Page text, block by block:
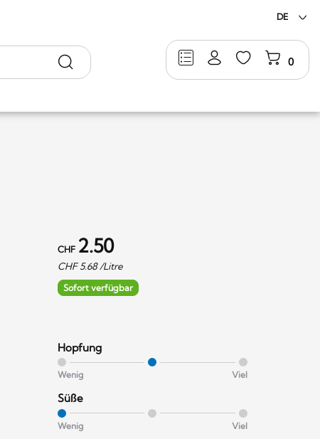
DE
0
Suche
CHF 2.50
CHF5.68/Litre
Sofort verfügbar
Hopfung
Wenig Viel
Süße
Wenig Viel